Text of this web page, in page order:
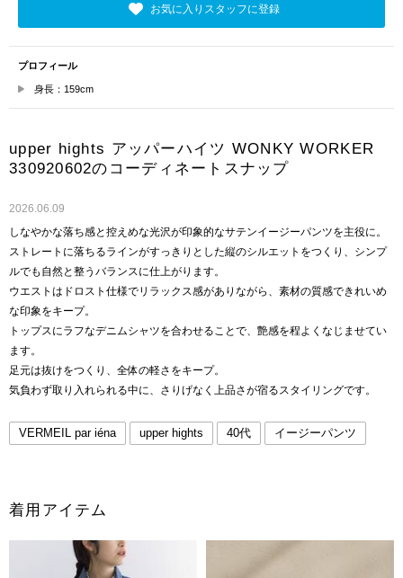
お気に入りスタッフに登録
プロフィール
身長：159cm
upper hights アッパーハイツ WONKY WORKER
330920602のコーディネートスナップ
2026.06.09
しなやかな落ち感と控えめな光沢が印象的なサテンイージーパンツを主役に。
ストレートに落ちるラインがすっきりとした縦のシルエットをつくり、シンプ
ルでも自然と整うバランスに仕上がります。
ウエストはドロスト仕様でリラックス感がありながら、素材の質感できれいめ
な印象をキープ。
トップスにラフなデニムシャツを合わせることで、艶感を程よくなじませてい
ます。
足元は抜けをつくり、全体の軽さをキープ。
気負わず取り入れられる中に、さりげなく上品さが宿るスタイリングです。
VERMEIL par iéna upper hights 40代 イージーパンツ
着用アイテム